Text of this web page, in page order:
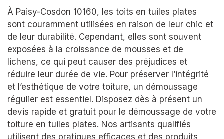
À Paisy-Cosdon 10160, les toits en tuiles plates
sont couramment utilisées en raison de leur chic et
de leur durabilité. Cependant, elles sont souvent
exposées à la croissance de mousses et de
lichens, ce qui peut causer des préjudices et
réduire leur durée de vie. Pour préserver l’intégrité
et l’esthétique de votre toiture, un démoussage
régulier est essentiel. Disposez dès à présent un
devis rapide et gratuit pour le démoussage de votre
toiture en tuiles plates. Nos artisants qualifiés
utilisent des pratiques efficaces et des produits